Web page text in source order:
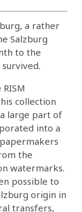
a rather
Salzburg
to the
collection
large part of
into a
the
watermarks.
possible to
origin in
transfers,